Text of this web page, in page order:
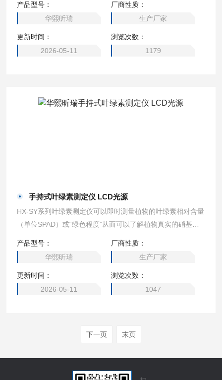
氮肥。 手持式叶绿素测定仪 测量准确
产品型号：
华熙昕瑞
厂商性质：
生产厂家
更新时间：
2026-05-11
浏览次数：
1179
手持式叶绿素测定仪 LCD光源
HX-SY系列叶绿素测定仪可以即时测量植物的叶绿素相对含量
（单位SPAD）或“绿色程度”从而可以了解植物真实的硝基需
氮肥。 手持式叶绿素测定仪 LCD光源
产品型号：
华熙昕瑞
厂商性质：
生产厂家
更新时间：
2026-05-11
浏览次数：
1047
下一页 末页